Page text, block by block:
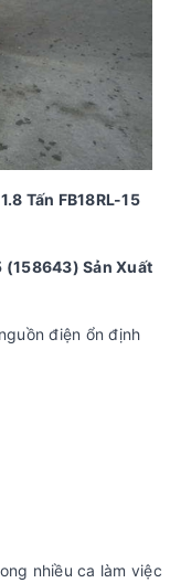
Tấn FB18RL-15
(158643) Sản Xuất
điện ổn định
nhiều ca làm việc